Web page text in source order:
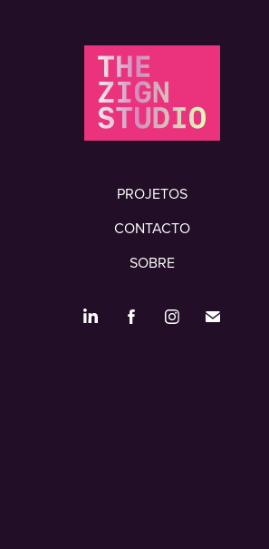
PROJETOS
CONTACTO
SOBRE